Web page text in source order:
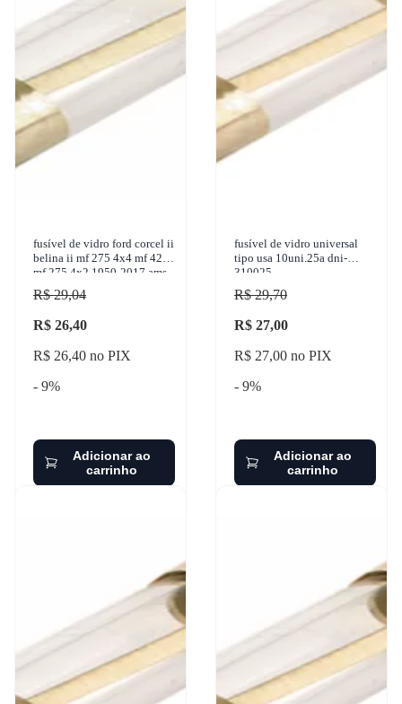
fusível de vidro ford corcel ii
belina ii mf 275 4x4 mf 4275
mf 275 4x2 1950-2017 ams -
10010
R$ 29,04
R$ 26,40
R$ 26,40 no PIX
- 9%
Adicionar ao
carrinho
fusível de vidro universal
tipo usa 10uni.25a dni-
310025
R$ 29,70
R$ 27,00
R$ 27,00 no PIX
- 9%
Adicionar ao
carrinho